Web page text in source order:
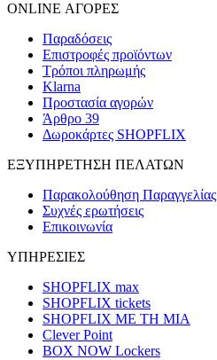
ONLINE ΑΓΟΡΕΣ
Παραδόσεις
Επιστροφές προϊόντων
Τρόποι πληρωμής
Klarna
Προστασία αγορών
Άρθρο 39
Δωροκάρτες SHOPFLIX
ΕΞΥΠΗΡΕΤΗΣΗ ΠΕΛΑΤΩΝ
Παρακολούθηση Παραγγελίας
Συχνές ερωτήσεις
Επικοινωνία
ΥΠΗΡΕΣΙΕΣ
SHOPFLIX max
SHOPFLIX tickets
SHOPFLIX ΜΕ ΤΗ ΜΙΑ
Clever Point
BOX NOW Lockers